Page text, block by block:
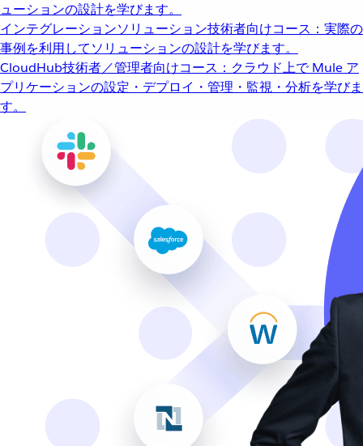
ューションの設計を学びます。
インテグレーションソリューション技術者向けコース：実際の
事例を利用してソリューションの設計を学びます。
CloudHub技術者／管理者向けコース：クラウド上で Mule ア
プリケーションの設定・デプロイ・管理・監視・分析を学びま
す。